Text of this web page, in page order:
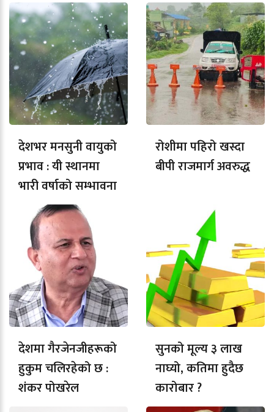
देशभर मनसुनी वायुको
प्रभाव : यी स्थानमा
भारी वर्षाको सम्भावना
रोशीमा पहिरो खस्दा
बीपी राजमार्ग अवरुद्ध
देशमा गैरजेनजीहरूको
हुकुम चलिरहेको छ :
शंकर पोखरेल
सुनको मूल्य ३ लाख
नाघ्यो, कतिमा हुदैछ
कारोबार ?